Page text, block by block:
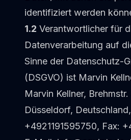
identifiziert werden
1.2 Verantwortlicher für
Datenverarbeitung auf
Sinne der Datenschutz-
(DSGVO) ist Marvin
Marvin Kellner,
Düsseldorf,
+4921191595750, Fax: